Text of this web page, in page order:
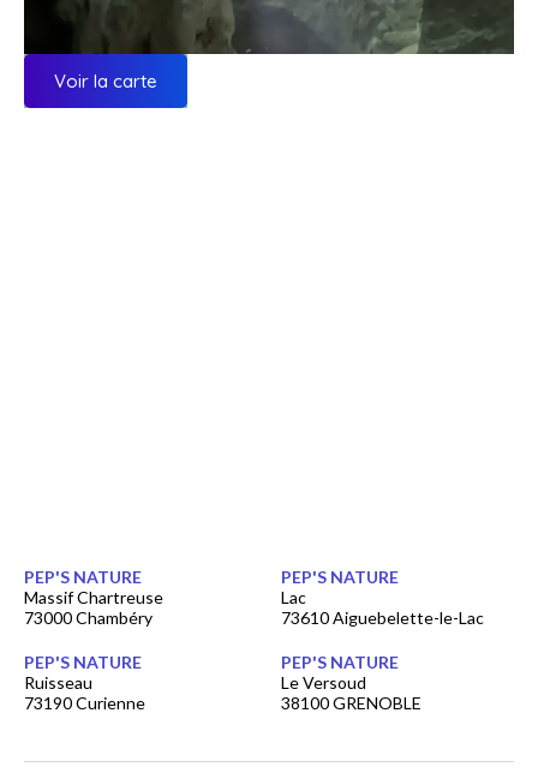
Voir la carte
PEP'S NATURE
Massif Chartreuse
73000 Chambéry
PEP'S NATURE
Lac
73610 Aiguebelette-le-Lac
PEP'S NATURE
Ruisseau
73190 Curienne
PEP'S NATURE
Le Versoud
38100 GRENOBLE